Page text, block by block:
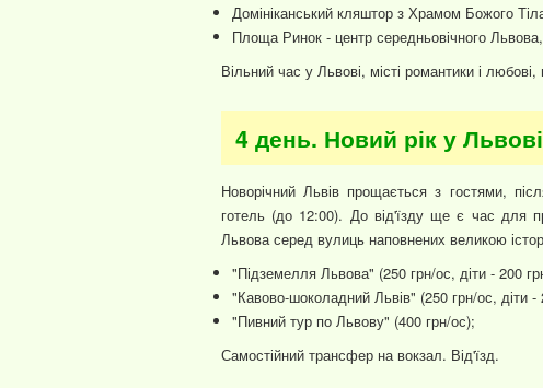
Домініканський кляштор з Храмом Божого
Площа Ринок - центр середньовічного
Вільний час у Львові, місті романтики і любові,
4 день. Новий рік у
Новорічний Львів прощається з гостями,
готель (до 12:00). До від'їзду ще є час для
Львова серед вулиць наповнених великою
"Підземелля Львова" (250 грн/ос, діти - 200
"Кавово-шоколадний Львів" (250 грн/ос, діти -
"Пивний тур по Львову" (400 грн/ос);
Самостійний трансфер на вокзал. Від'їзд.